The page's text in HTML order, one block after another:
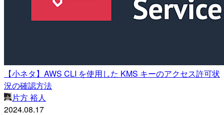
【小ネタ】AWS CLI を使用した KMS キーのアクセス許可状
況の確認方法
片方 裕人
2024.08.17